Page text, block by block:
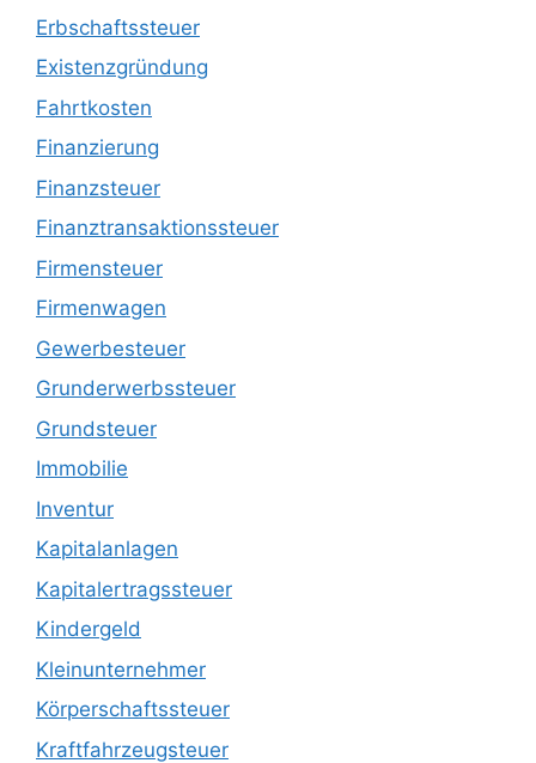
Erbschaftssteuer
Existenzgründung
Fahrtkosten
Finanzierung
Finanzsteuer
Finanztransaktionssteuer
Firmensteuer
Firmenwagen
Gewerbesteuer
Grunderwerbssteuer
Grundsteuer
Immobilie
Inventur
Kapitalanlagen
Kapitalertragssteuer
Kindergeld
Kleinunternehmer
Körperschaftssteuer
Kraftfahrzeugsteuer